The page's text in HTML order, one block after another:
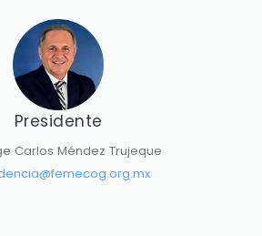
Presidente
Carlos Méndez Trujeque